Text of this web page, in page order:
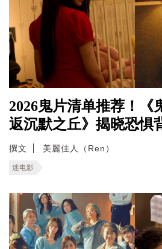
2026鬼片清单推荐！《
返沉默之丘》揭晓恐惧
撰文 美麗佳人（Ren）
迷电影